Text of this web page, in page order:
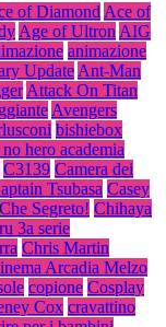
of Diamond Ace of
Age of Ultron AIG
animazione
Update Ant-Man
Attack On Titan
Avengers
bishiebox
hero academia
C3139 Camera dei
Tsubasa Casey
Che Segreto! Chihaya
3a serie
Chris Martin
Arcadia Melzo
copione Cosplay
Cox cravattino